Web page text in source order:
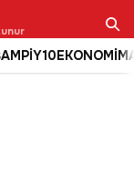
EKONOMİ
Ara